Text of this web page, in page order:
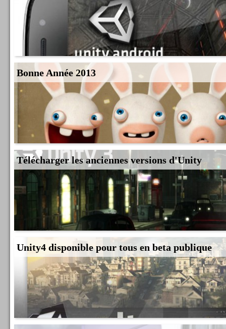
Bonne Année 2013
Télécharger les anciennes versions d'Unity
Unity4 disponible pour tous en beta publique